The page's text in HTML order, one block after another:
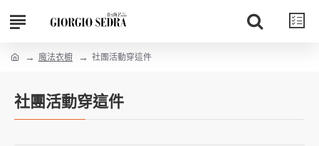
魔法衣櫥 社團活動穿這件
社團活動穿這件